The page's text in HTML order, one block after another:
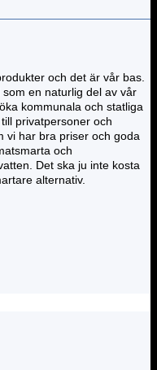
och det är vår bas.
en naturlig del av vår
kommunala och statliga
privatpersoner och
vi har bra priser och goda
och
Det ska ju inte kosta
alternativ.